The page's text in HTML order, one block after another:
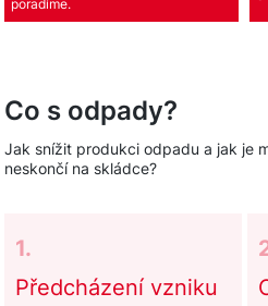
poradíme.
Co s odpady?
Jak snížit produkci odpadu a jak je
neskončí na skládce?
1.
Předcházení vzniku